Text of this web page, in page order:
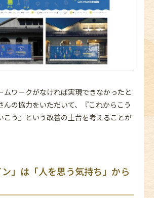
ムワークがなければ実現できなかったと
んの協力をいただいて、『これからこう
こう』という改善の土台を考えることが
ン」は「人を思う気持ち」から